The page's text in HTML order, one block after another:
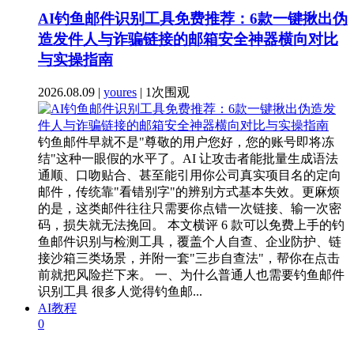
AI钓鱼邮件识别工具免费推荐：6款一键揪出伪
造发件人与诈骗链接的邮箱安全神器横向对比
与实操指南
2026.08.09 | youres | 1次围观
钓鱼邮件早就不是"尊敬的用户您好，您的账号即将冻
结"这种一眼假的水平了。AI 让攻击者能批量生成语法
通顺、口吻贴合、甚至能引用你公司真实项目名的定向
邮件，传统靠"看错别字"的辨别方式基本失效。更麻烦
的是，这类邮件往往只需要你点错一次链接、输一次密
码，损失就无法挽回。 本文横评 6 款可以免费上手的钓
鱼邮件识别与检测工具，覆盖个人自查、企业防护、链
接沙箱三类场景，并附一套"三步自查法"，帮你在点击
前就把风险拦下来。 一、为什么普通人也需要钓鱼邮件
识别工具 很多人觉得钓鱼邮...
AI教程
0